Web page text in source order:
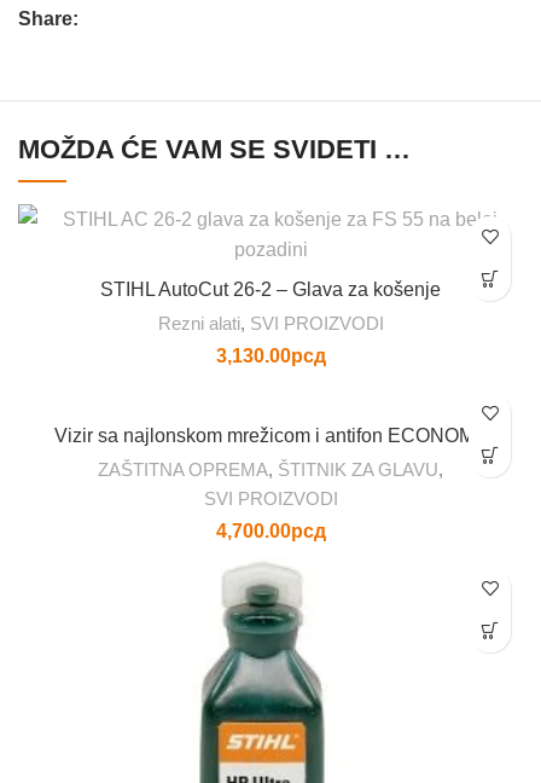
Share:
MOŽDA ĆE VAM SE SVIDETI …
STIHL AutoCut 26-2 – Glava za košenje
Rezni alati, SVI PROIZVODI
3,130.00рсд
Vizir sa najlonskom mrežicom i antifon ECONOMY
ZAŠTITNA OPREMA, ŠTITNIK ZA GLAVU,
SVI PROIZVODI
4,700.00рсд